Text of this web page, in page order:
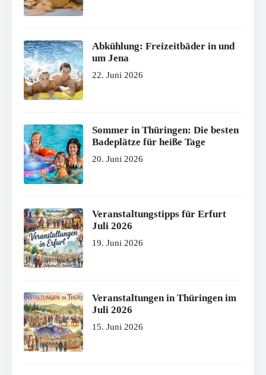
Abkühlung: Freizeitbäder in und
um Jena
22. Juni 2026
Sommer in Thüringen: Die besten
Badeplätze für heiße Tage
20. Juni 2026
Veranstaltungstipps für Erfurt
Juli 2026
19. Juni 2026
Veranstaltungen in Thüringen im
Juli 2026
15. Juni 2026